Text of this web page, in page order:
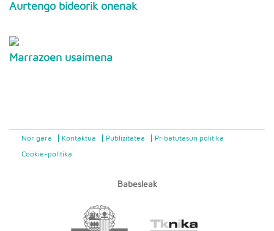
Aurtengo bideorik onenak
Marrazoen usaimena
Nor gara Kontaktua Publizitatea Pribatutasun politika
Cookie-politika
Babesleak